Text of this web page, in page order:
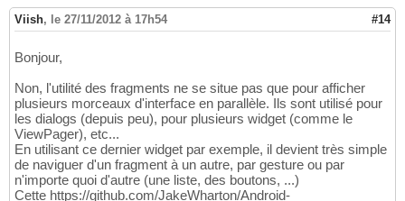
Viish, le 27/11/2012 à 17h54 #14
Bonjour,
Non, l'utilité des fragments ne se situe pas que pour afficher
plusieurs morceaux d'interface en parallèle. Ils sont utilisé pour
les dialogs (depuis peu), pour plusieurs widget (comme le
ViewPager), etc...
En utilisant ce dernier widget par exemple, il devient très simple
de naviguer d'un fragment à un autre, par gesture ou par
n'importe quoi d'autre (une liste, des boutons, ...)
Cette https://github.com/JakeWharton/Android-